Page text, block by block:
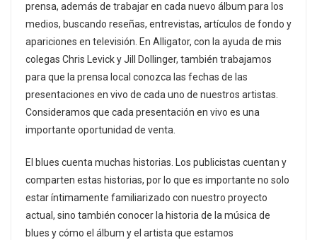
prensa, además de trabajar en cada nuevo álbum para los
medios, buscando reseñas, entrevistas, artículos de fondo y
apariciones en televisión. En Alligator, con la ayuda de mis
colegas Chris Levick y Jill Dollinger, también trabajamos
para que la prensa local conozca las fechas de las
presentaciones en vivo de cada uno de nuestros artistas.
Consideramos que cada presentación en vivo es una
importante oportunidad de venta.
El blues cuenta muchas historias. Los publicistas cuentan y
comparten estas historias, por lo que es importante no solo
estar íntimamente familiarizado con nuestro proyecto
actual, sino también conocer la historia de la música de
blues y cómo el álbum y el artista que estamos